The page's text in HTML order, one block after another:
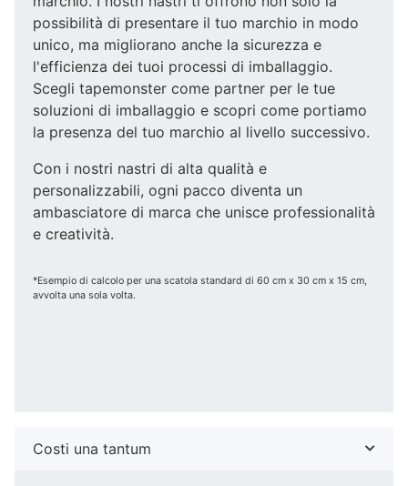
possibilità di presentare il tuo marchio in modo
unico, ma migliorano anche la sicurezza e
l'efficienza dei tuoi processi di imballaggio.
Scegli tapemonster come partner per le tue
soluzioni di imballaggio e scopri come portiamo
la presenza del tuo marchio al livello successivo.
Con i nostri nastri di alta qualità e
personalizzabili, ogni pacco diventa un
ambasciatore di marca che unisce professionalità
e creatività.
*Esempio di calcolo per una scatola standard di 60 cm x 30 cm x 15 cm,
avvolta una sola volta.
Costi una tantum